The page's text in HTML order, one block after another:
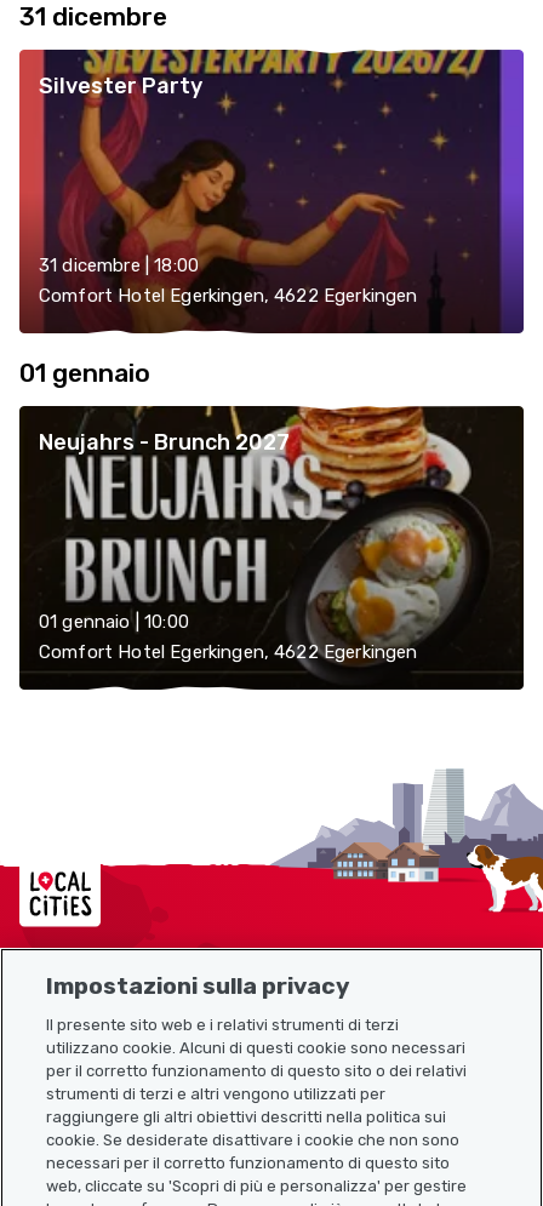
31 dicembre
Silvester Party
31 dicembre | 18:00
Comfort Hotel Egerkingen, 4622 Egerkingen
01 gennaio
Neujahrs - Brunch 2027
01 gennaio | 10:00
Comfort Hotel Egerkingen, 4622 Egerkingen
Localcities
Link utili
Scarica l’app Localcities
Impostazioni sulla privacy
Il presente sito web e i relativi strumenti di terzi
utilizzano cookie. Alcuni di questi cookie sono necessari
per il corretto funzionamento di questo sito o dei relativi
strumenti di terzi e altri vengono utilizzati per
raggiungere gli altri obiettivi descritti nella politica sui
cookie. Se desiderate disattivare i cookie che non sono
necessari per il corretto funzionamento di questo sito
web, cliccate su 'Scopri di più e personalizza' per gestire